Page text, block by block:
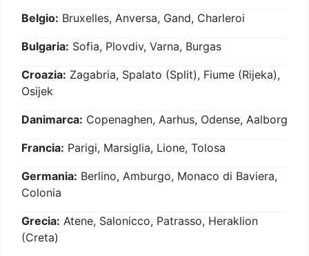
Belgio: Bruxelles, Anversa, Gand, Charleroi
Bulgaria: Sofia, Plovdiv, Varna, Burgas
Croazia: Zagabria, Spalato (Split), Fiume (Rijeka),
Osijek
Danimarca: Copenaghen, Aarhus, Odense, Aalborg
Francia: Parigi, Marsiglia, Lione, Tolosa
Germania: Berlino, Amburgo, Monaco di Baviera,
Colonia
Grecia: Atene, Salonicco, Patrasso, Heraklion
(Creta)